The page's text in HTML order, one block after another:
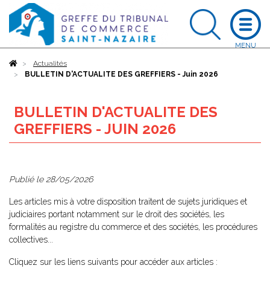
AccueilActualités
BULLETIN D'ACTUALITE DES GREFFIERS - Juin 2026
BULLETIN D'ACTUALITE DES
GREFFIERS - JUIN 2026
Publié le 28/05/2026
Les articles mis à votre disposition traitent de sujets juridiques et
judiciaires portant notamment sur le droit des sociétés, les
formalités au registre du commerce et des sociétés, les procédures
collectives...
Cliquez sur les liens suivants pour accéder aux articles :